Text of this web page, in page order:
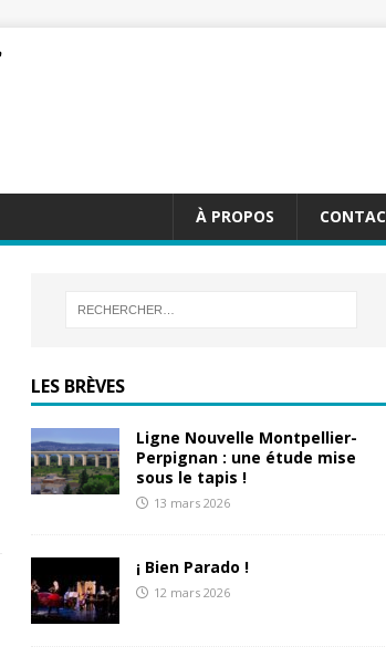
À PROPOS
LES BRÈVES
Ligne Nouvelle Montpellier-
Perpignan : une étude mise
sous le tapis !
13 mars 2026
¡ Bien Parado !
12 mars 2026